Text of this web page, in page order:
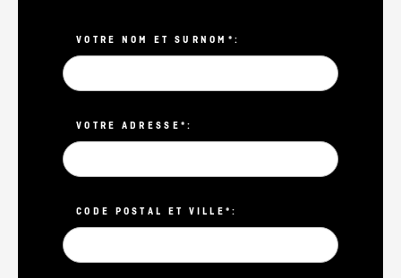
VOTRE NOM ET SURNOM*:
VOTRE ADRESSE*:
CODE POSTAL ET VILLE*: